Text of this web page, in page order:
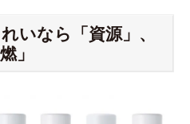
いなら「資源」、
」